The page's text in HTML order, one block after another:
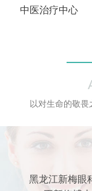
中医治疗中心
以对生命的敬
黑龙江新梅眼